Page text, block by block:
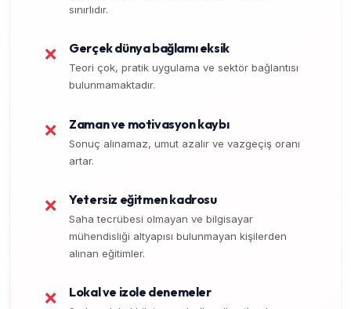
sınırlıdır.
❌ Gerçek dünya bağlamı eksik
Teori çok, pratik uygulama ve sektör bağlantısı
bulunmamaktadır.
❌ Zaman ve motivasyon kaybı
Sonuç alınamaz, umut azalır ve vazgeçiş oranı
artar.
❌ Yetersiz eğitmen kadrosu
Saha tecrübesi olmayan ve bilgisayar
mühendisliği altyapısı bulunmayan kişilerden
alınan eğitimler.
❌ Lokal ve izole denemeler